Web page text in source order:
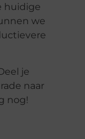
huidige
we
je
naar
nog!